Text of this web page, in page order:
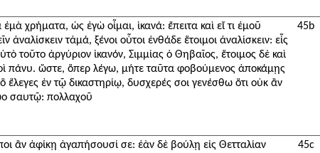
χρήματα, ὡς ἐγὼ οἶμαι, ἱκανά: ἔπειτα καὶ εἴ τι ἐμοῦ
ἀναλίσκειν τἀμά, ξένοι οὗτοι ἐνθάδε ἕτοιμοι ἀναλίσκειν: εἷς
τοῦτο ἀργύριον ἱκανόν, Σιμμίας ὁ Θηβαῖος, ἕτοιμος δὲ καὶ
πάνυ. ὥστε, ὅπερ λέγω, μήτε ταῦτα φοβούμενος ἀποκάμῃς
ἐν τῷ δικαστηρίῳ, δυσχερές σοι γενέσθω ὅτι οὐκ ἂν
σαυτῷ: πολλαχοῦ
ἂν ἀφίκῃ ἀγαπήσουσί σε: ἐὰν δὲ βούλῃ εἰς Θετταλίαν
45b
45c